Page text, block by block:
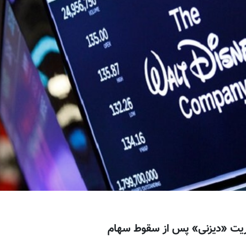
«دیزنی» پس از سقوط سهام